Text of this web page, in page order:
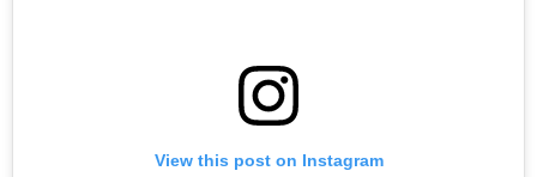
View this post on Instagram